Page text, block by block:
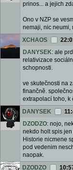
prinos... a jejich
Ono v NZP se
nemaji, nic neumi,
XCHAOS
DANYSEK: ale
relativizace
schopnosti.
ve skutečnosti na
finančně.
extrapolací toho, k
DANYSEK
DZODZO: nojo,
nekdo holt spis
Historie nicmene
pod vedenim
naopak.
DZODZO